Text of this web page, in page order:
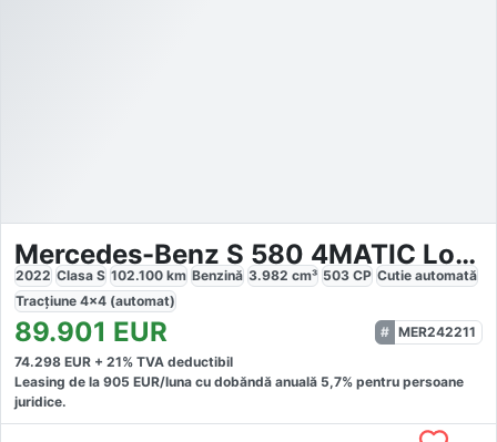
Mercedes-Benz S 580 4MATIC Long
2022 Clasa S 102.100 km Benzină 3.982 cm³ 503 CP Cutie automată
Tracțiune 4x4 (automat)
89.901 EUR
MER242211
74.298 EUR + 21% TVA deductibil
Leasing de la 905 EUR/luna cu dobăndă anuală 5,7% pentru persoane
juridice.